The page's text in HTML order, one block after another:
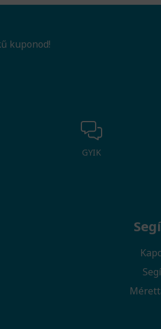
kuponod!
GYIK